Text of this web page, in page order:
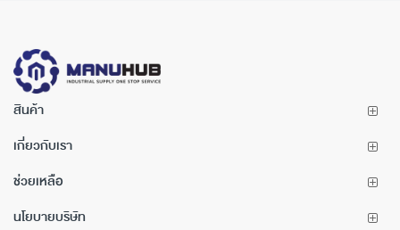
สินค้า
เกี่ยวกับเรา
ช่วยเหลือ
นโยบายบริษัท